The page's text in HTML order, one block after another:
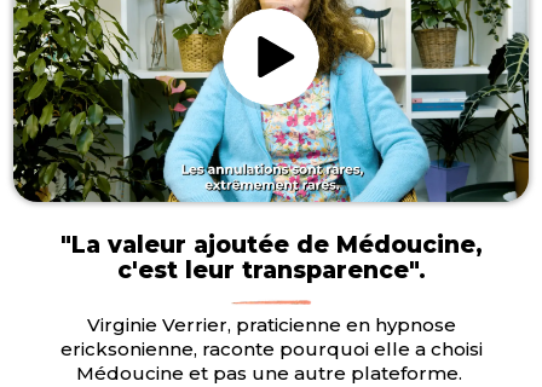
"La valeur ajoutée de Médoucine,
c'est leur transparence".
Virginie Verrier, praticienne en hypnose
ericksonienne, raconte pourquoi elle a choisi
Médoucine et pas une autre plateforme.